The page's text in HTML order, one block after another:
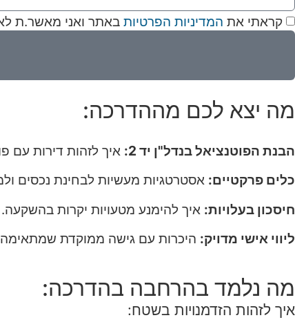
קראתי את המדיניות הפרטיות באתר ואני מאשר.ת
מה יצא לכם מההדרכה:
הבנת הפוטנציאל בנדל"ן יד 2:
איך לזהות דירות עם
כלים פרקטיים: אסטרטגיות מעשיות לבחינת נכסים
חיסכון בעלויות: איך להימנע מטעויות יקרות בהשקעה.
ליווי אישי מדויק: היכרות עם גישה ממוקדת
מה נלמד בהרחבה בהדרכה:
איך לזהות הזדמנויות בשטח: